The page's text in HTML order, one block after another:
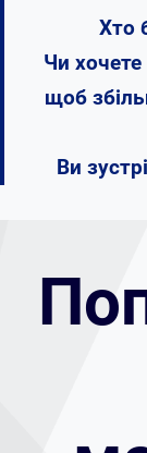
Хто
Чи
щоб
Ви